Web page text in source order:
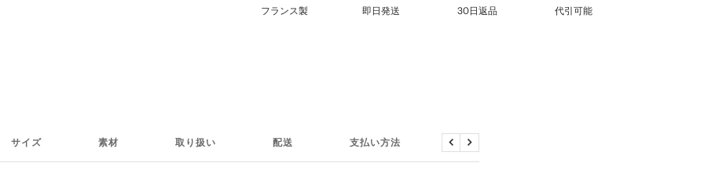
フランス製 即日発送 30日返品 代引可能
サイズ 素材 取り扱い 配送 支払い方法 ラッピング
戻 次